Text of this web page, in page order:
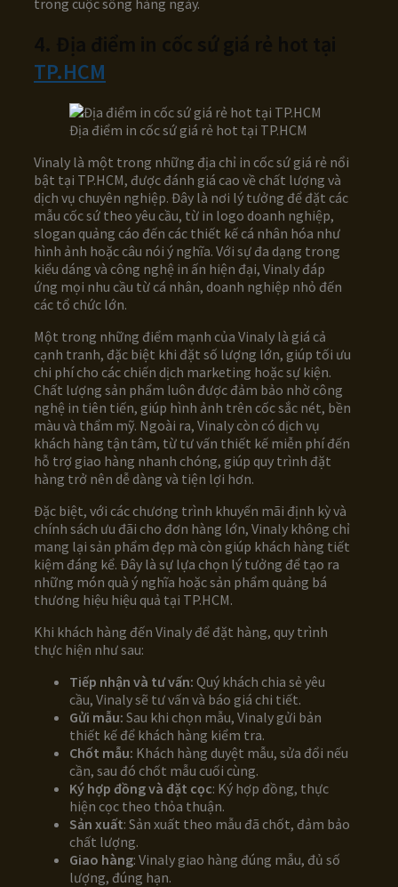
trong cuộc sống hàng ngày.
TP.HCM
Địa điểm in cốc sứ giá rẻ hot tại TP.HCM
Vinaly là một trong những địa chỉ in cốc sứ giá rẻ nổi
bật tại TP.HCM, được đánh giá cao về chất lượng và
dịch vụ chuyên nghiệp. Đây là nơi lý tưởng để đặt các
mẫu cốc sứ theo yêu cầu, từ in logo doanh nghiệp,
slogan quảng cáo đến các thiết kế cá nhân hóa như
hình ảnh hoặc câu nói ý nghĩa. Với sự đa dạng trong
kiểu dáng và công nghệ in ấn hiện đại, Vinaly đáp
ứng mọi nhu cầu từ cá nhân, doanh nghiệp nhỏ đến
các tổ chức lớn.
Một trong những điểm mạnh của Vinaly là giá cả
cạnh tranh, đặc biệt khi đặt số lượng lớn, giúp tối ưu
chi phí cho các chiến dịch marketing hoặc sự kiện.
Chất lượng sản phẩm luôn được đảm bảo nhờ công
nghệ in tiên tiến, giúp hình ảnh trên cốc sắc nét, bền
màu và thẩm mỹ. Ngoài ra, Vinaly còn có dịch vụ
khách hàng tận tâm, từ tư vấn thiết kế miễn phí đến
hỗ trợ giao hàng nhanh chóng, giúp quy trình đặt
hàng trở nên dễ dàng và tiện lợi hơn.
Đặc biệt, với các chương trình khuyến mãi định kỳ và
chính sách ưu đãi cho đơn hàng lớn, Vinaly không chỉ
mang lại sản phẩm đẹp mà còn giúp khách hàng tiết
kiệm đáng kể. Đây là sự lựa chọn lý tưởng để tạo ra
những món quà ý nghĩa hoặc sản phẩm quảng bá
thương hiệu hiệu quả tại TP.HCM.
Khi khách hàng đến Vinaly để đặt hàng, quy trình
thực hiện như sau:
Tiếp nhận và tư vấn: Quý khách chia sẻ yêu
cầu, Vinaly sẽ tư vấn và báo giá chi tiết.
Gửi mẫu: Sau khi chọn mẫu, Vinaly gửi bản
thiết kế để khách hàng kiểm tra.
Chốt mẫu: Khách hàng duyệt mẫu, sửa đổi nếu
cần, sau đó chốt mẫu cuối cùng.
Ký hợp đồng và đặt cọc: Ký hợp đồng, thực
hiện cọc theo thỏa thuận.
Sản xuất: Sản xuất theo mẫu đã chốt, đảm bảo
chất lượng.
Giao hàng: Vinaly giao hàng đúng mẫu, đủ số
lượng, đúng hạn.